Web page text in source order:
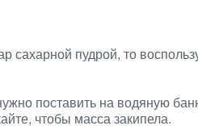
сахарной пудрой, то
поставить на водяную
чтобы масса закипела.